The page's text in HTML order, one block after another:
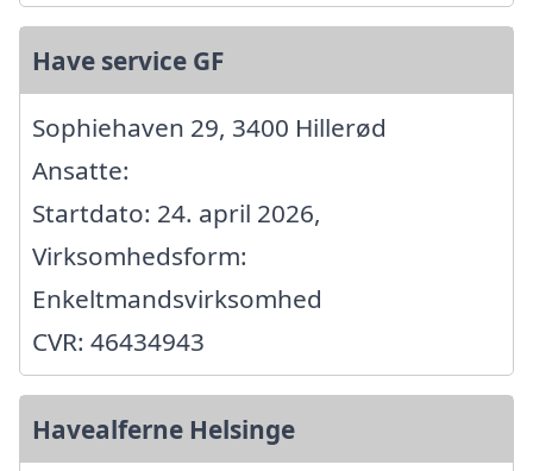
Have service GF
Sophiehaven 29, 3400 Hillerød
Ansatte:
Startdato: 24. april 2026,
Virksomhedsform:
Enkeltmandsvirksomhed
CVR: 46434943
Havealferne Helsinge